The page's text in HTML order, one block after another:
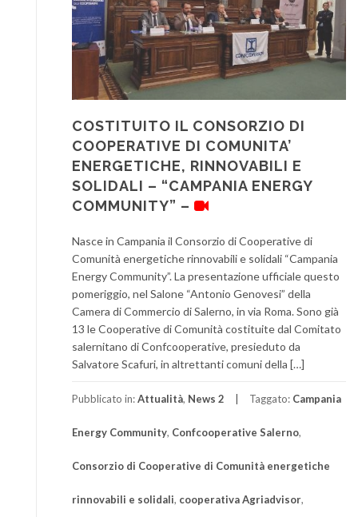
COSTITUITO IL CONSORZIO DI
COOPERATIVE DI COMUNITA’
ENERGETICHE, RINNOVABILI E
SOLIDALI – “CAMPANIA ENERGY
COMMUNITY” –
Nasce in Campania il Consorzio di Cooperative di
Comunità energetiche rinnovabili e solidali “Campania
Energy Community”. La presentazione ufficiale questo
pomeriggio, nel Salone “Antonio Genovesi” della
Camera di Commercio di Salerno, in via Roma. Sono già
13 le Cooperative di Comunità costituite dal Comitato
salernitano di Confcooperative, presieduto da
Salvatore Scafuri, in altrettanti comuni della […]
Pubblicato in:Attualità, News 2 Taggato: Campania
Energy Community, Confcooperative Salerno,
Consorzio di Cooperative di Comunità energetiche
rinnovabili e solidali, cooperativa Agriadvisor,